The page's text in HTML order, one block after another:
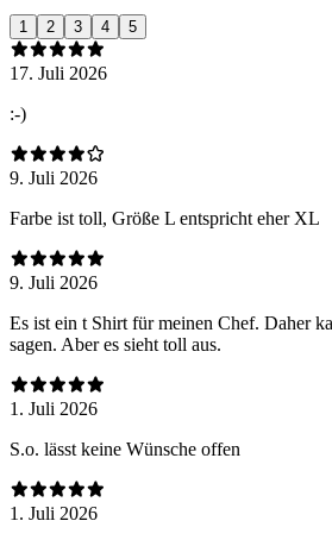
1 2 3 4 5
17. Juli 2026
:-)
9. Juli 2026
Farbe ist toll, Größe L entspricht eher XL
9. Juli 2026
Es ist ein t Shirt für meinen Chef. Daher
sagen. Aber es sieht toll aus.
1. Juli 2026
S.o. lässt keine Wünsche offen
1. Juli 2026